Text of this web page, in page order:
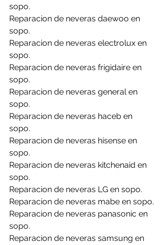
sopo.
Reparacion de neveras daewoo en
sopo.
Reparacion de neveras electrolux en
sopo.
Reparacion de neveras frigidaire en
sopo.
Reparacion de neveras general en
sopo.
Reparacion de neveras haceb en
sopo.
Reparacion de neveras hisense en
sopo.
Reparacion de neveras kitchenaid en
sopo.
Reparacion de neveras LG en sopo.
Reparacion de neveras mabe en sopo.
Reparacion de neveras panasonic en
sopo.
Reparacion de neveras samsung en